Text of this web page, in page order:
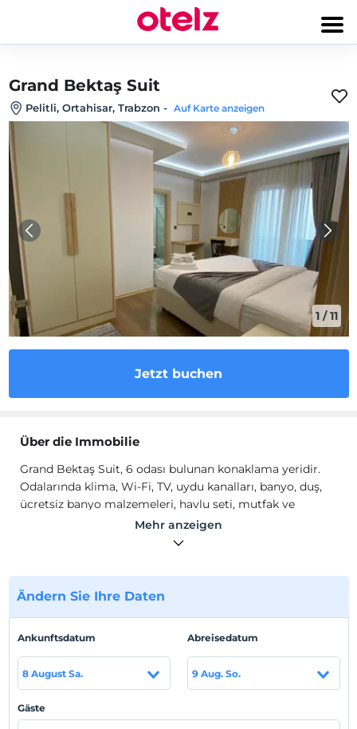
Grand Bektaş Suit
Pelitli, Ortahisar, Trabzon - Auf Karte anzeigen
1 /11
Jetzt buchen
Über die Immobilie
Grand Bektaş Suit, 6 odası bulunan konaklama yeridir.
Odalarında klima, Wi-Fi, TV, uydu kanalları, banyo, duş,
ücretsiz banyo malzemeleri, havlu seti, mutfak ve
mutfak gereçleri gibi olanaklar mevcuttur.
Trabzon Ortahisar'da konumlanmaktadır.
Auf Karte
anzeigen
Hotelpolitik
Einchecken
Mehr anzeigen
Ändern Sie Ihre Daten
Ankunftsdatum
8 August Sa.
Abreisedatum
9 Aug. So.
Gäste